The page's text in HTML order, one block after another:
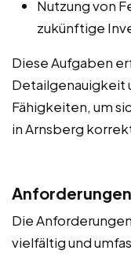
Nutzung von
zukünftige
Diese Aufgaben
Detailgenauigkeit
Fähigkeiten, um
in Arnsberg
Anforderungen
Die
vielfältig und